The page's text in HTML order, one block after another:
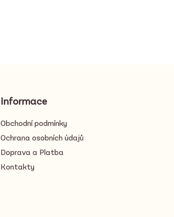
Informace
Obchodní podmínky
Ochrana osobních údajů
Doprava a Platba
Kontakty